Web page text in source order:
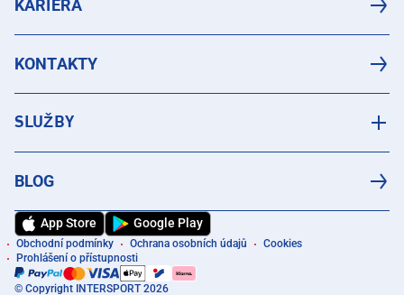
KARIÉRA
KONTAKTY
SLUŽBY
BLOG
App Store Google Play
Obchodní podmínky Ochrana osobních údajů
Cookies
Prohlášení o přístupnosti
© Copyright INTERSPORT 2026